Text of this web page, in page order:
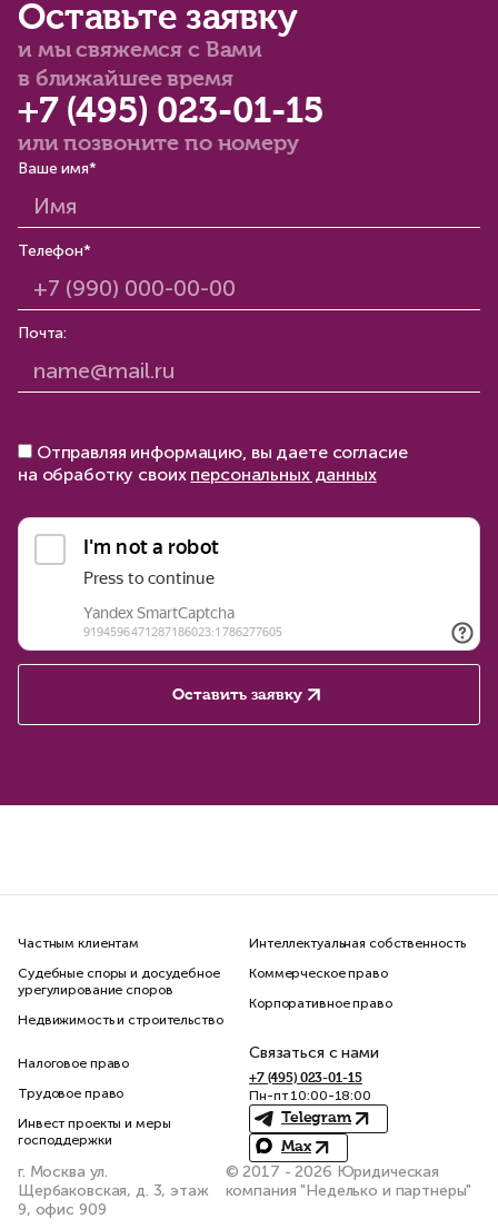
Оставьте заявку
и мы свяжемся с Вами
в ближайшее время
+7 (495) 023-01-15
или позвоните по номеру
Ваше имя*
Телефон*
Почта:
Отправляя информацию, вы даете согласие
на обработку своих персональных данных
Оставить заявку
Частным клиентам
Судебные споры и досудебное
урегулирование споров
Недвижимость и строительство
Интеллектуальная собственность
Коммерческое право
Корпоративное право
Налоговое право
Трудовое право
Инвест проекты и меры
господдержки
Связаться с нами
+7 (495) 023-01-15
Пн-пт 10:00-18:00
Telegram
Max
г. Москва ул.
Щербаковская, д. 3, этаж
9, офис 909
© 2017 - 2026 Юридическая
компания "Неделько и партнеры"